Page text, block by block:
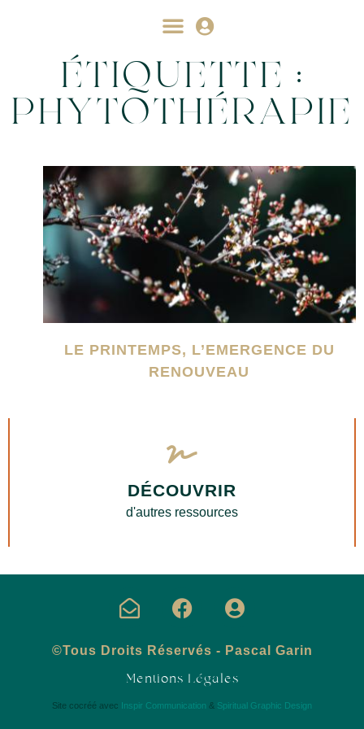
ÉTIQUETTE :
PHYTOTHÉRAPIE
LE PRINTEMPS, L’EMERGENCE DU
RENOUVEAU
DÉCOUVRIR
d'autres ressources
©Tous Droits Réservés - Pascal Garin
Mentions Légales
Site cocréé avec Inspir Communication & Spiritual Graphic Design